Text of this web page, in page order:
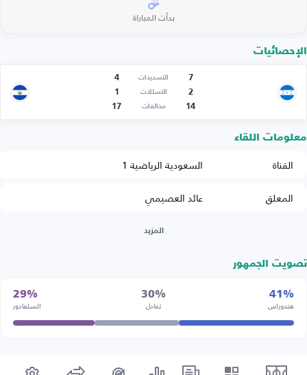
بدأت المباراة
الإحصائيات
7 التسديدات
4
2
التسللات
1
14
مخالفات 17
معلومات اللقاء
القناة
السعودية الرياضية 1
المعلق
عائد العصيمي
المزيد
تصويت الجمهور
41%
هندوراس
30%
تعادل
29%
السلفادور